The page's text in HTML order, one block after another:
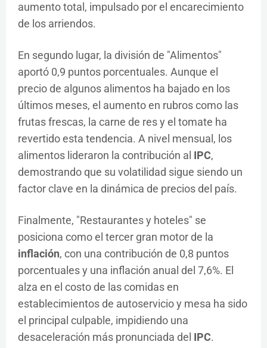
aumento total, impulsado por el encarecimiento
de los arriendos.
En segundo lugar, la división de "Alimentos"
aportó 0,9 puntos porcentuales. Aunque el
precio de algunos alimentos ha bajado en los
últimos meses, el aumento en rubros como las
frutas frescas, la carne de res y el tomate ha
revertido esta tendencia. A nivel mensual, los
alimentos lideraron la contribución al IPC,
demostrando que su volatilidad sigue siendo un
factor clave en la dinámica de precios del país.
Finalmente, "Restaurantes y hoteles" se
posiciona como el tercer gran motor de la
inflación, con una contribución de 0,8 puntos
porcentuales y una inflación anual del 7,6%. El
alza en el costo de las comidas en
establecimientos de autoservicio y mesa ha sido
el principal culpable, impidiendo una
desaceleración más pronunciada del IPC.